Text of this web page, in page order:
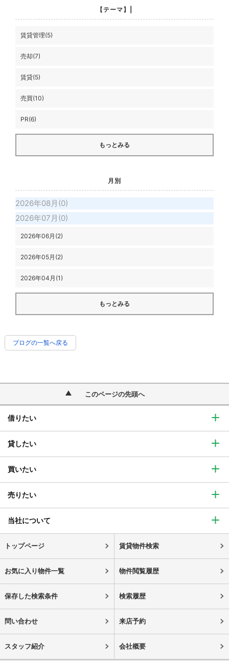
【テーマ】|
賃貸管理(5)
売却(7)
賃貸(5)
売買(10)
PR(6)
もっとみる
月別
2026年08月(0)
2026年07月(0)
2026年06月(2)
2026年05月(2)
2026年04月(1)
もっとみる
ブログの一覧へ戻る
このページの先頭へ
借りたい
貸したい
買いたい
売りたい
当社について
トップページ 賃貸物件検索
お気に入り物件一覧 物件閲覧履歴
保存した検索条件 検索履歴
問い合わせ 来店予約
スタッフ紹介 会社概要